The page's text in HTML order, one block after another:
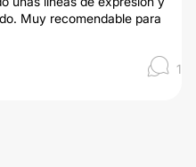
Muy recomendable para
1